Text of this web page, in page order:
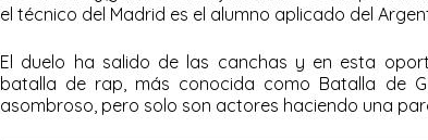
el técnico del Madrid es el alumno aplicado del
El duelo ha salido de las canchas y en esta
batalla de rap, más conocida como Batalla de
asombroso, pero solo son actores haciendo una